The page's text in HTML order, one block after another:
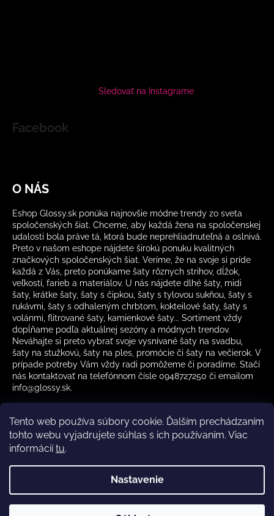
Tento web používa súbory cookie. Ďalším prechádzaním
tohto webu vyjadrujete súhlas s ich používaním. Viac
informáciítu.
Nastavenie
Sledovať na Instagrame
Facebook
O NÁS
Eshop Glossy.sk ponúka najnovšie módne trendy zo sveta
spoločenských šiat. Chceme, aby každá žena na spoločenskej
udalosti bola práve tá, ktorá bude neprehliadnuteľná a oslnivá.
Preto v našom eshope nájdete širokú ponuku kvalitných
značkových spoločenských šiat. Veríme, že na svoje si príde
každá z Vás, preto ponúkame šaty rôznych strihov, dĺžok,
veľkostí, farieb a materiálov. U nás nájdete dlhé šaty, midi
šaty, krátke šaty, šaty s čipkou, šaty s tylovou sukňou, šaty s
rukávmi, šaty s odhaleným chrbtom, kokteilové šaty, šaty s
volánmi, flitrované šaty, kamienkové šaty... Sortiment vždy
dopĺňame podľa aktuálnej sezóny a módnych trendov.
Neváhajte si preto vybrať svoje vysnívané šaty na svadbu,
šaty na stužkovú, šaty na ples, promócie či šaty na večierok. V
prípade potreby Vám vždy radi pomôžeme či poradíme. Stačí
nás kontaktovať na telefónnom čísle 0948727250 či emailom
info@glossy.sk.
Kamenná predajňa otváracia doba CZ